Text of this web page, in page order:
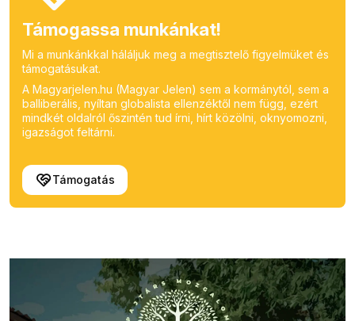
Támogassa munkánkat!
Mi a munkánkkal háláljuk meg a megtisztelő figyelmüket és
támogatásukat.
A Magyarjelen.hu (Magyar Jelen) sem a kormánytól, sem a
balliberális, nyíltan globalista ellenzéktől nem függ, ezért
mindkét oldalról őszintén tud írni, hírt közölni, oknyomozni,
igazságot feltárni.
Támogatás